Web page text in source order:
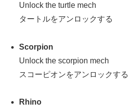
Unlock the turtle mech
タートルをアンロックする
Scorpion
Unlock the scorpion mech
スコーピオンをアンロックする
Rhino